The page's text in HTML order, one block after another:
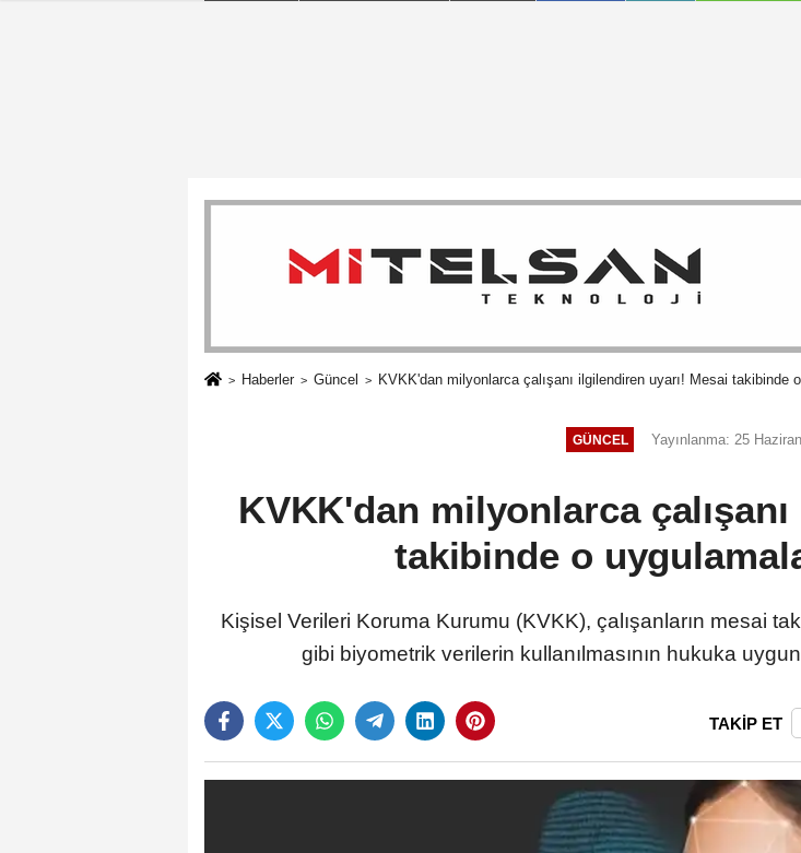
Haberler Güncel KVKK'dan milyonlarca çalışanı ilgilendiren uyarı! Mesai takibinde
GÜNCEL Yayınlanma: 25
KVKK'dan milyonlarca
takibinde o
Kişisel Verileri Koruma Kurumu (KVKK), çalışanların mesai
gibi biyometrik verilerin kullanılmasının hukuka
TAKİP ET